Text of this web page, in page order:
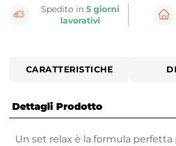
Spedito in5 giorni
lavorativi
CARATTERISTICHE
Dettagli Prodotto
Un set relax è la formula